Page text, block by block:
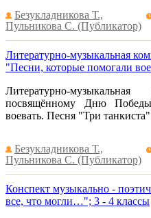
Безукладникова Т.,
Пульникова С. (Публикатор)
Литературно-музыкальная
"Песни, которые помогали
Литературно-
посвящённому Дню
воевать. Песня "Три
Безукладникова Т.,
Пульникова С. (Публикатор)
Конспект музыкально -
все, что могли…"; 3 - 4 классы